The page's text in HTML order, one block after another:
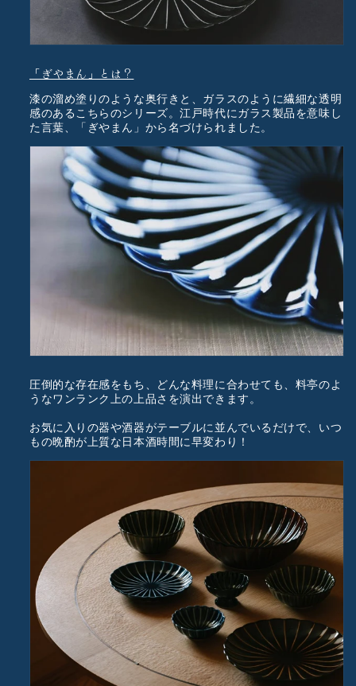
「ぎやまん」とは？
漆の溜め塗りのような奥行きと、ガラスのように繊細な透明
感のあるこちらのシリーズ。江戸時代にガラス製品を意味し
た言葉、「ぎやまん」から名づけられました。
圧倒的な存在感をもち、どんな料理に合わせても、料亭のよ
うなワンランク上の上品さを演出できます。
お気に入りの器や酒器がテーブルに並んでいるだけで、いつ
もの晩酌が上質な日本酒時間に早変わり！